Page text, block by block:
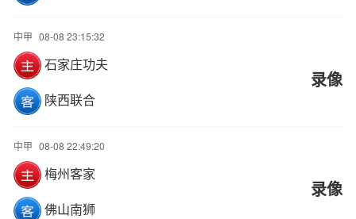
中甲 08-08 23:15:32
石家庄功夫
陕西联合
录像
中甲 08-08 22:49:20
梅州客家
佛山南狮
录像